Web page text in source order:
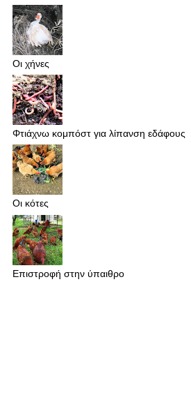
Οι χήνες
Φτιάχνω κομπόστ για λίπανση εδάφους
Οι κότες
Επιστροφή στην ύπαιθρο